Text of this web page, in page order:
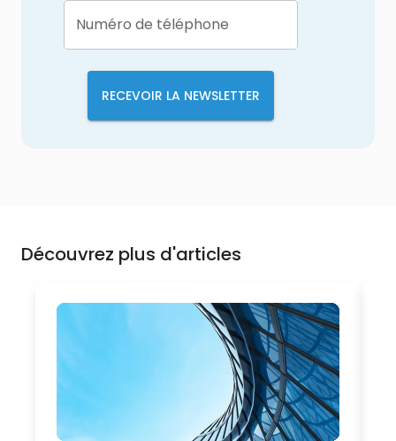
Numéro de téléphone
RECEVOIR LA NEWSLETTER
Découvrez plus d'articles